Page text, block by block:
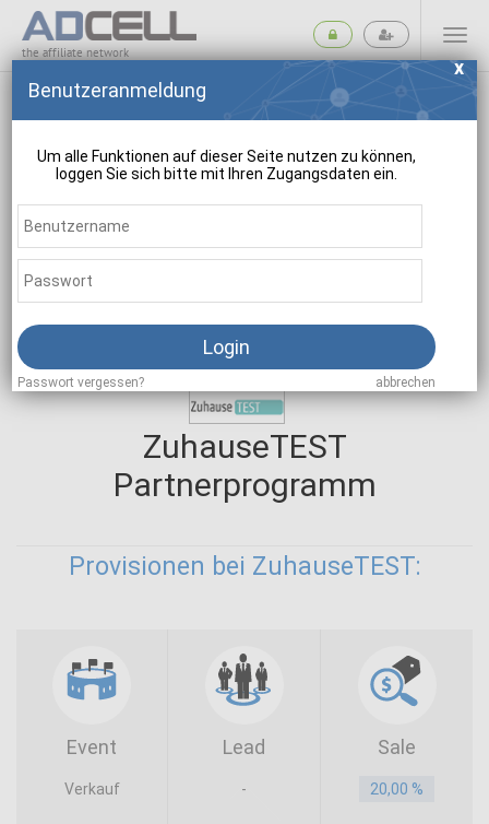
the affiliate network
ZuhauseTEST
Partnerprogramm
Provisionen bei ZuhauseTEST:
Event Lead Sale
Verkauf - 20,00 %
Benutzeranmeldung
Um alle Funktionen auf dieser Seite nutzen zu können,
loggen Sie sich bitte mit Ihren Zugangsdaten ein.
Login
Passwort vergessen? abbrechen